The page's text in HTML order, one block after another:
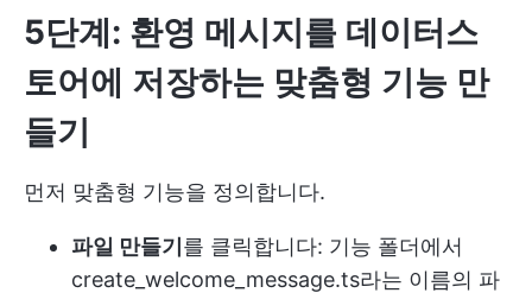
5단계: 환영 메시지를 데이터스
토어에 저장하는 맞춤형 기능 만
들기
먼저 맞춤형 기능을 정의합니다.
파일 만들기 를 클릭합니다: 기능 폴더에서
create_welcome_message.ts라는 이름의 파